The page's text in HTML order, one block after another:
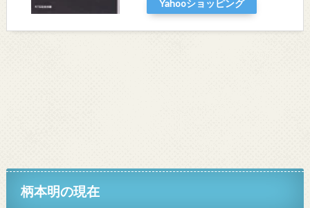
Yahooショッピング
柄本明の現在